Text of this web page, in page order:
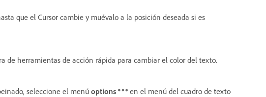
que el Cursor cambie y muévalo a la posición deseada si es
de herramientas de acción rápida para cambiar el color del texto.
seleccione el menú options
en el menú del cuadro de texto